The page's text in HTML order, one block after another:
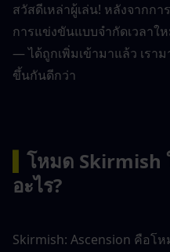
สวัสดีเหล่าผู้เล่น! หลังจากก
การแข่งขันแบบจำกัดเวลาใ
— ได้ถูกเพิ่มเข้ามาแล้ว เร
ขึ้นกันดีกว่า
โหมด Skirmish
อะไร?
Skirmish: Ascension คือโ